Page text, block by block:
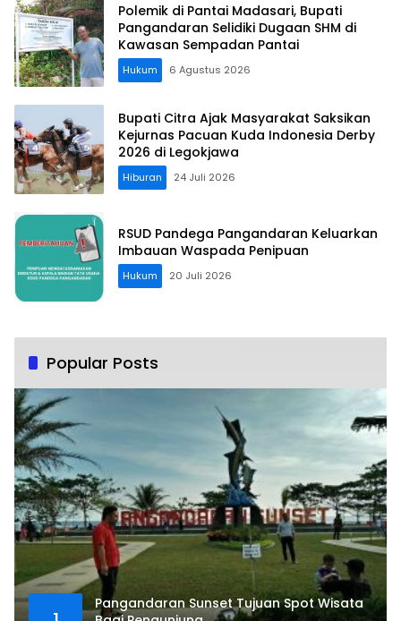
Polemik di Pantai Madasari, Bupati
Pangandaran Selidiki Dugaan SHM di
Kawasan Sempadan Pantai
Hukum 6 Agustus 2026
Bupati Citra Ajak Masyarakat Saksikan
Kejurnas Pacuan Kuda Indonesia Derby
2026 di Legokjawa
Hiburan 24 Juli 2026
RSUD Pandega Pangandaran Keluarkan
Imbauan Waspada Penipuan
Hukum 20 Juli 2026
Popular Posts
Pangandaran Sunset Tujuan Spot Wisata